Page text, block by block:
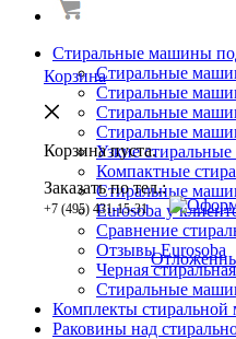
Корзина
Корзина пуста.
Заказать по тел.:
+7 (495) 431-15-31
Стиральные машины
Стиральные
Стиральные
Стиральные
Стиральные
Узкие
Компактные
Cтиральные
Eurosoba у
Сравнение
Отзывы Eurosoba
Черная
Стиральные
Комплекты
Раковины над